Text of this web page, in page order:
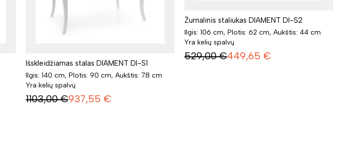
Išskleidžiamas stalas DIAMENT DI-S1
Ilgis: 140 cm, Plotis: 90 cm, Aukštis: 78 cm
Yra kelių spalvų
1103,00 €937,55 €
Žurnalinis staliukas DIAMENT DI-S2
Ilgis: 106 cm, Plotis: 62 cm, Aukštis: 44 cm
Yra kelių spalvų
529,00 €449,65 €